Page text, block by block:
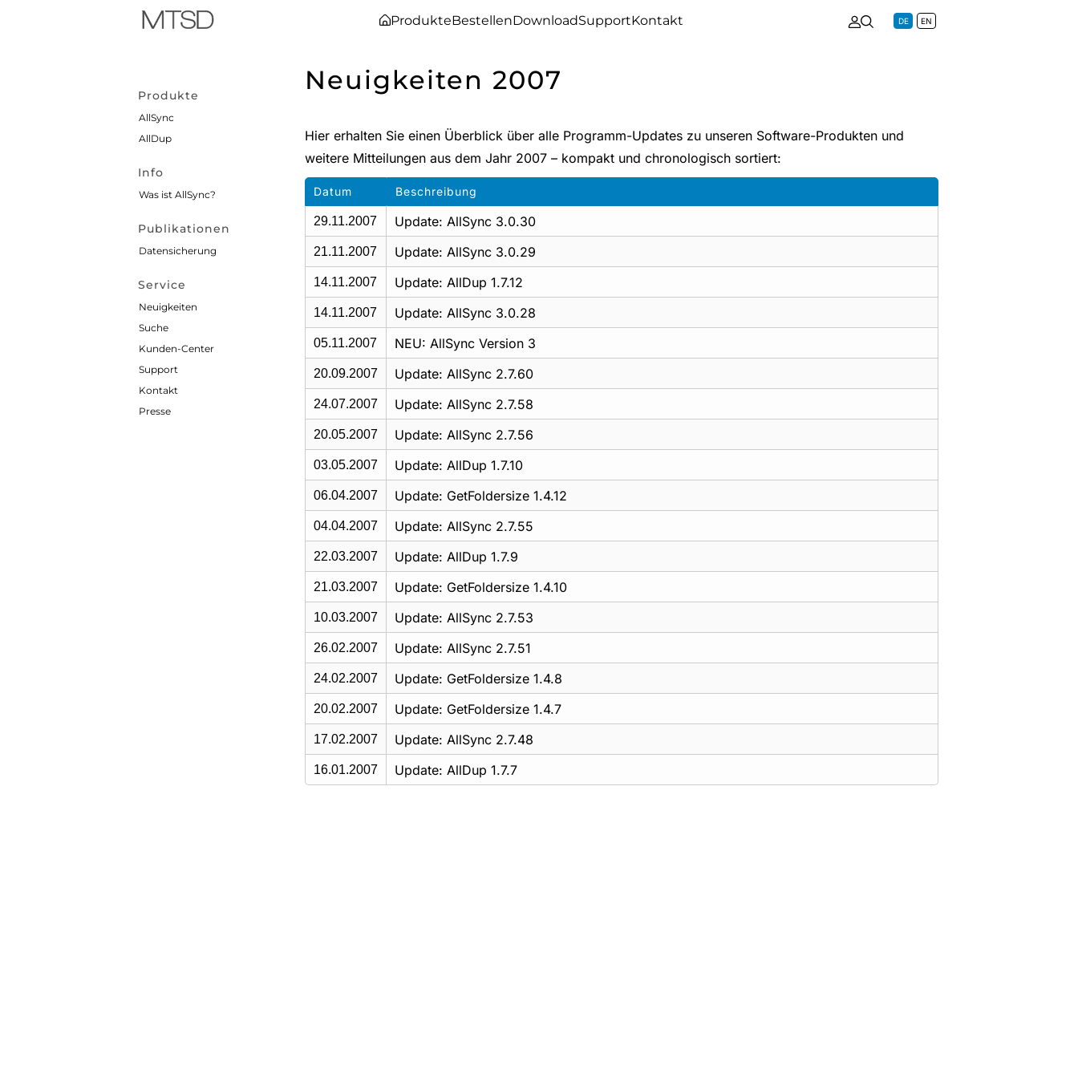
ProdukteBestellenDownloadSupportKontakt DE EN
Produkte
AllSync
AllDup
Info
Was ist AllSync?
Publikationen
Datensicherung
Service
Neuigkeiten
Suche
Kunden-Center
Support
Kontakt
Presse
Neuigkeiten 2007
Hier erhalten Sie einen Überblick über alle Programm-Updates zu unseren Software-Produkten und
weitere Mitteilungen aus dem Jahr 2007 – kompakt und chronologisch sortiert:
Datum Beschreibung
29.11.2007 Update: AllSync 3.0.30
21.11.2007 Update: AllSync 3.0.29
14.11.2007 Update: AllDup 1.7.12
14.11.2007 Update: AllSync 3.0.28
05.11.2007 NEU: AllSync Version 3
20.09.2007 Update: AllSync 2.7.60
24.07.2007 Update: AllSync 2.7.58
20.05.2007 Update: AllSync 2.7.56
03.05.2007 Update: AllDup 1.7.10
06.04.2007 Update: GetFoldersize 1.4.12
04.04.2007 Update: AllSync 2.7.55
22.03.2007 Update: AllDup 1.7.9
21.03.2007 Update: GetFoldersize 1.4.10
10.03.2007 Update: AllSync 2.7.53
26.02.2007 Update: AllSync 2.7.51
24.02.2007 Update: GetFoldersize 1.4.8
20.02.2007 Update: GetFoldersize 1.4.7
17.02.2007 Update: AllSync 2.7.48
16.01.2007 Update: AllDup 1.7.7